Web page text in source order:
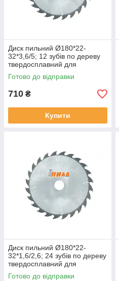
Диск пильний Ø180*22-
32*3,6/5; 12 зубів по дереву
твердосплавний для
поздовжнього розпилу
Готово до відправки
710 ₴
Купити
Диск пильний Ø180*22-
32*1,6/2,6; 24 зубів по дереву
твердосплавний для
поздовжнього розпилу
Готово до відправки